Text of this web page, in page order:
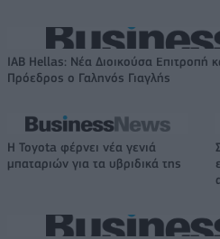
IAB Hellas: Νέα Διοικούσα Επιτροπή
Πρόεδρος ο Γαληνός Γιαγλής
Η Toyota φέρνει νέα γενιά
μπαταριών για τα υβριδικά της